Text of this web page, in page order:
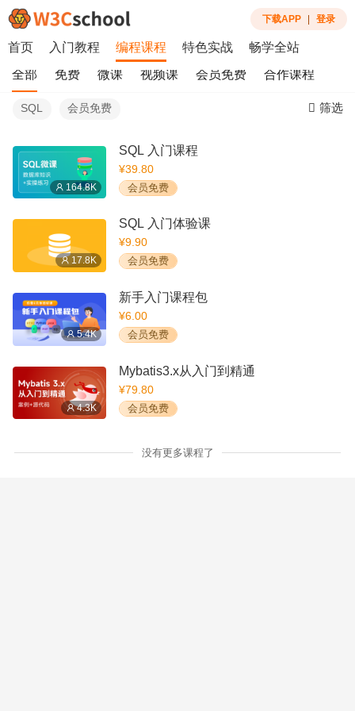
下载APP 登录
首页 入门教程 编程课程 特色实战 畅学全站
全部 免费 微课 视频课 会员免费 合作课程
SQL 会员免费 筛选
164.8K
SQL 入门课程
¥39.80
会员免费
17.8K
SQL 入门体验课
¥9.90
会员免费
5.4K
新手入门课程包
¥6.00
会员免费
4.3K
Mybatis3.x从入门到精通
¥79.80
会员免费
没有更多课程了